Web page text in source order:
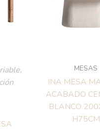
MESAS
INA MESA
ACABADO
BLANCO
H75CM